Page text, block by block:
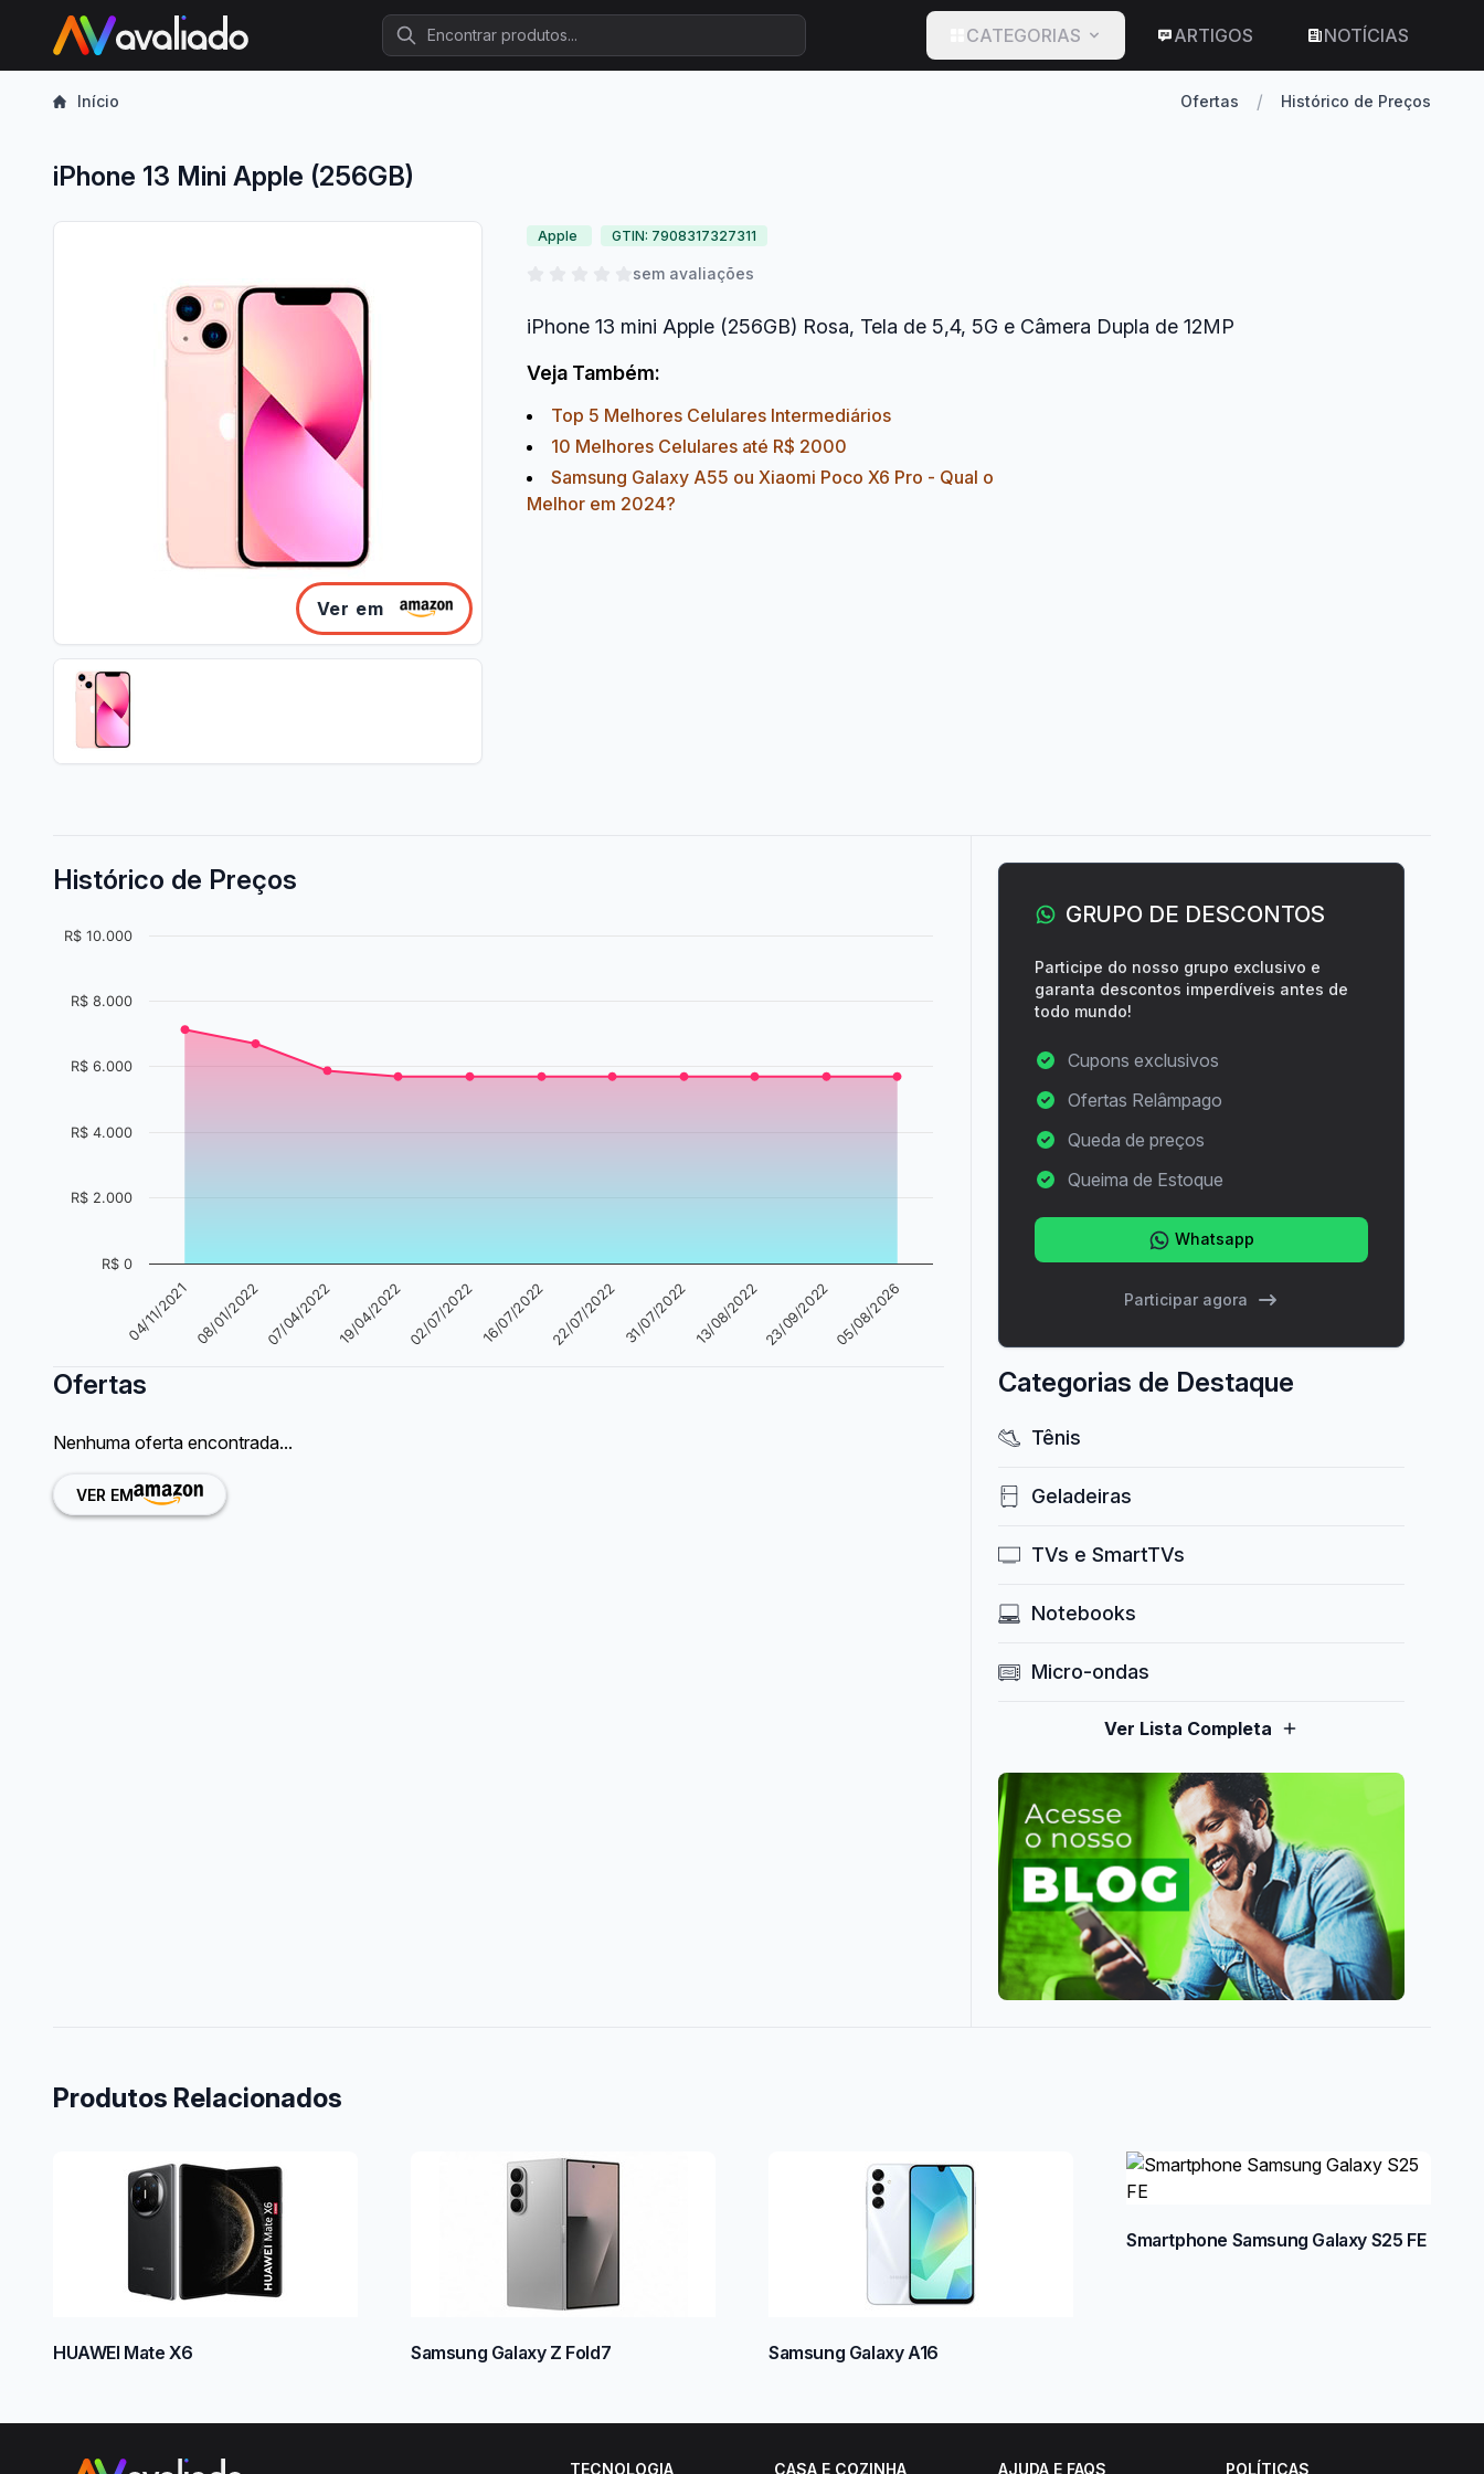
Procurar
CATEGORIAS ARTIGOS NOTÍCIAS
Início Ofertas / Histórico de Preços
iPhone 13 Mini Apple (256GB)
Ver em
Apple GTIN: 7908317327311
sem avaliações
iPhone 13 mini Apple (256GB) Rosa, Tela de 5,4, 5G e Câmera Dupla de 12MP
Veja Também:
Top 5 Melhores Celulares Intermediários
10 Melhores Celulares até R$ 2000
Samsung Galaxy A55 ou Xiaomi Poco X6 Pro - Qual o
Melhor em 2024?
Histórico de Preços
04/11/2021 08/01/2022 07/04/2022 19/04/2022 02/07/2022 16/07/2022 22/07/202231/07/2022 13/08/2022 23/09/2022 05/08/2026
R$ 0
R$ 2.000
R$ 4.000
R$ 6.000
R$ 8.000
R$ 10.000
Ofertas
Nenhuma oferta encontrada...
VER EM
GRUPO DE DESCONTOS
Participe do nosso grupo exclusivo e
garanta descontos imperdíveis antes de
todo mundo!
Cupons exclusivos
Ofertas Relâmpago
Queda de preços
Queima de Estoque
Whatsapp
Participar agora
Categorias de Destaque
Tênis
Geladeiras
TVs e SmartTVs
Notebooks
Micro-ondas
Ver Lista Completa
Produtos Relacionados
HUAWEI Mate X6 Samsung Galaxy Z Fold7 Samsung Galaxy A16
Smartphone Samsung Galaxy S25 FE
TECNOLOGIA CASA E COZINHA AJUDA E FAQS POLÍTICAS